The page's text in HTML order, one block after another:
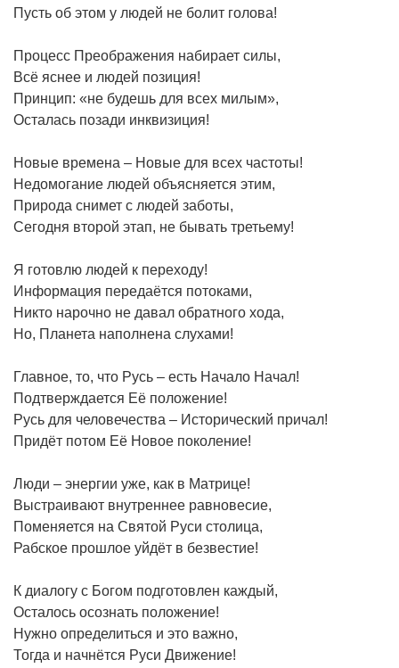
Пусть об этом у людей не болит голова!
Процесс Преображения набирает силы,
Всё яснее и людей позиция!
Принцип: «не будешь для всех милым»,
Осталась позади инквизиция!
Новые времена – Новые для всех частоты!
Недомогание людей объясняется этим,
Природа снимет с людей заботы,
Сегодня второй этап, не бывать третьему!
Я готовлю людей к переходу!
Информация передаётся потоками,
Никто нарочно не давал обратного хода,
Но, Планета наполнена слухами!
Главное, то, что Русь – есть Начало Начал!
Подтверждается Её положение!
Русь для человечества – Исторический причал!
Придёт потом Её Новое поколение!
Люди – энергии уже, как в Матрице!
Выстраивают внутреннее равновесие,
Поменяется на Святой Руси столица,
Рабское прошлое уйдёт в безвестие!
К диалогу с Богом подготовлен каждый,
Осталось осознать положение!
Нужно определиться и это важно,
Тогда и начнётся Руси Движение!